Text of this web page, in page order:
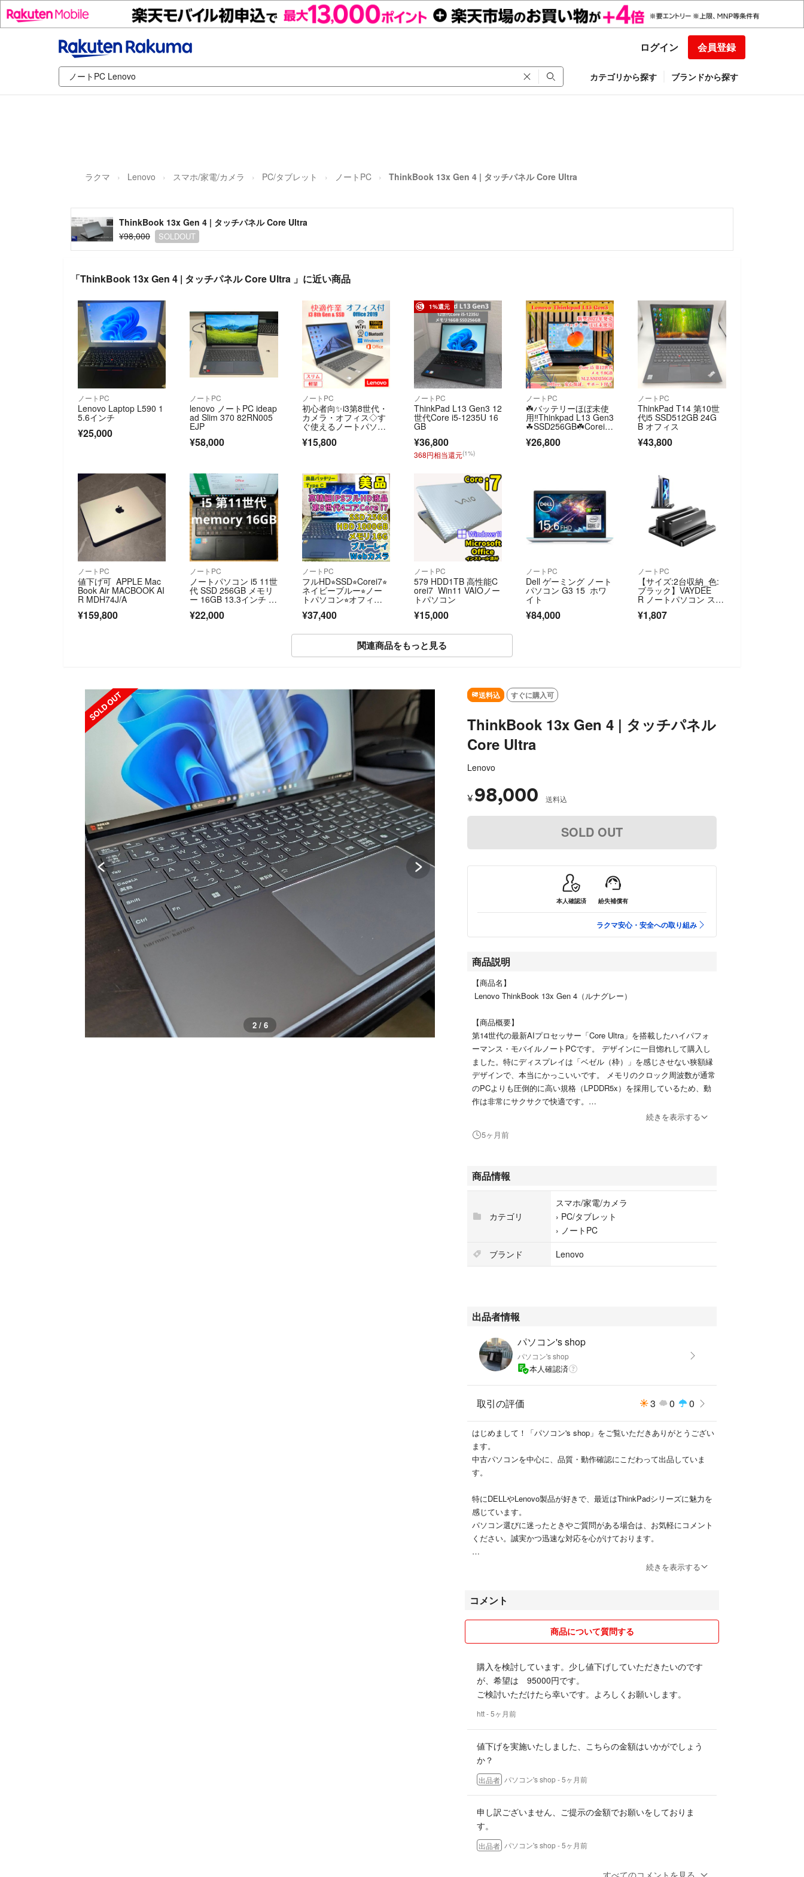
ログイン 会員登録
カテゴリから探す ブランドから探す
ラクマ Lenovo スマホ/家電/カメラ PC/タブレット ノートPC ThinkBook 13x Gen 4 | タッチパネル Core Ultra
ThinkBook 13x Gen 4 | タッチパネル Core Ultra
¥98,000
SOLDOUT
「ThinkBook 13x Gen 4 | タッチパネル Core Ultra 」に近い商品
ノートPC
Lenovo Laptop L590 1
5.6インチ
¥25,000
ノートPC
lenovo ノートPC ideap
ad Slim 370 82RN005
EJP
¥58,000
ノートPC
初心者向✨i3第8世代・
カメラ・オフィス◇す
ぐ使えるノートパソコ
ン◇D774-3
¥15,800
1%還元
ノートPC
ThinkPad L13 Gen3 12
世代Core i5-1235U 16
GB
¥36,800
368円相当還元(1%)
ノートPC
☘️バッテリーほぼ未使
用‼️Thinkpad L13 Gen3
☘SSD256GB☘️Corei5
☘️ノートパソコン
¥26,800
ノートPC
ThinkPad T14 第10世
代i5 SSD512GB 24G
B オフィス
¥43,800
ノートPC
値下げ可 APPLE Mac
Book Air MACBOOK AI
R MDH74J/A
¥159,800
ノートPC
ノートパソコン i5 11世
代 SSD 256GB メモリ
ー 16GB 13.3インチ ful
¥22,000
ノートPC
フルHD⭐︎SSD⭐︎Corei7⭐︎
ネイビーブルー⭐︎ノー
トパソコン⭐︎オフィス
¥37,400
ノートPC
579 HDD1TB 高性能C
orei7 Win11 VAIOノー
トパソコン
¥15,000
ノートPC
Dell ゲーミング ノート
パソコン G3 15 ホワ
イト
¥84,000
ノートPC
【サイズ:2台収納_色:
ブラック】VAYDEE
R ノートパソコン スタ
¥1,807
関連商品をもっと見る
SOLD OUT SOLD OUT
2 / 6
送料込 すぐに購入可
ThinkBook 13x Gen 4 | タッチパネル
Core Ultra
Lenovo
¥ 98,000 送料込
SOLD OUT
本人確認済 紛失補償有
ラクマ安心・安全への取り組み
商品説明
【商品名】
Lenovo ThinkBook 13x Gen 4（ルナグレー）
【商品概要】
第14世代の最新AIプロセッサー「Core Ultra」を搭載したハイパフォ
ーマンス・モバイルノートPCです。 デザインに一目惚れして購入し
ました。特にディスプレイは「ベゼル（枠）」を感じさせない狭額縁
デザインで、本当にかっこいいです。 メモリのクロック周波数が通常
のPCよりも圧倒的に高い規格（LPDDR5x）を採用しているため、動
作は非常にサクサクで快適です。
高精細な3:2比率のタッチパネル液晶を搭載しています。
特徴： マルチタッチ対応(10点)、ゴリラガラス採用、ブルーライト軽
状態： 購入時より保護フィルムを貼って使用しています。
【バッテリー・状態】
め、劣化は最小限に抑えられています。
【限定プレゼント】 ご購入いただいた方限定で、人気の「MOFT ノー
トパソコンスタンド」をプレゼントいたします！
【有料オプション】 ＋2,500円で以下のセットアップを行います。ご
Microsoft Office互換ソフトのインストール
【主なスペック】
OS： Windows 11 Home 64bit
CPU： Intel Core Ultra 5 プロセッサー
グラフィックス： Intel Arc Graphics
インターフェース： USB4 (Thunderbolt 4) ×3
サイズ： 薄さ約12.9mm
ACアダプター（65W USB Type-C）
電源コード
その他箱
大切に使用していましたが、機材整理のため出品します。 高スペック
かつデザイン性の高いPCをお探しの方、ぜひご検討ください。
続きを表示する
5ヶ月前
商品情報
カテゴリ
スマホ/家電/カメラ
› PC/タブレット
› ノートPC
ブランド
Lenovo
出品者情報
パソコン's shop
パソコン's shop
本人確認済
取引の評価 3 0 0
はじめまして！「パソコン's shop」をご覧いただきありがとうござい
ます。
中古パソコンを中心に、品質・動作確認にこだわって出品していま
す。
特にDELLやLenovo製品が好きで、最近はThinkPadシリーズに魅力を
感じています。
パソコン選びに迷ったときやご質問がある場合は、お気軽にコメント
ください。誠実かつ迅速な対応を心がけております。
続きを表示する
コメント
商品について質問する
購入を検討しています。少し値下げしていただきたいのです
が、希望は 95000円です。
ご検討いただけたら幸いです。よろしくお願いします。
htt- 5ヶ月前
値下げを実施いたしました、こちらの金額はいかがでしょう
か？
出品者 パソコン's shop- 5ヶ月前
申し訳ございません、ご提示の金額でお願いをしておりま
す。
出品者 パソコン's shop- 5ヶ月前